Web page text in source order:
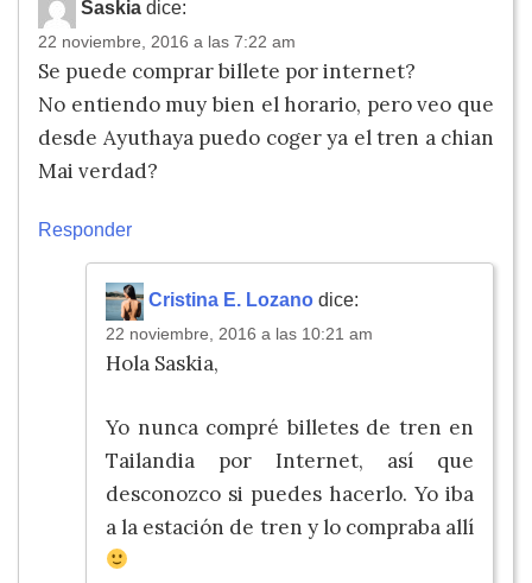
Saskia dice:
22 noviembre, 2016 a las 7:22 am
Se puede comprar billete por internet?
No entiendo muy bien el horario, pero veo que
desde Ayuthaya puedo coger ya el tren a chian
Mai verdad?
Responder
Cristina E. Lozano dice:
22 noviembre, 2016 a las 10:21 am
Hola Saskia,
Yo nunca compré billetes de tren en
Tailandia por Internet, así que
desconozco si puedes hacerlo. Yo iba
a la estación de tren y lo compraba allí